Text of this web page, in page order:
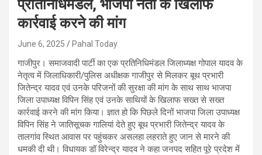
प्रतिनिधिमंडल, भाजपा नेता के खिलाफ
कार्रवाई करने की मांग
June 6, 2025 Pahal Today
गाजीपुर। समाजवादी पार्टी का एक प्रतिनिधिमंडल जिलाध्यक्ष गोपाल यादव के
नेतृत्व में जिलाधिकारी/पुलिस अधीक्षक गाजीपुर से मिलकर बूथ प्रभारी
जितेन्द्र यादव एवं उनके परिजनों की सुरक्षा की मांग के साथ साथ भाजपा
जिला उपाध्यक्ष विपिन सिंह एवं उनके साथियों के खिलाफ सख्त से सख्त
कार्रवाई करने की मांग किया। ज्ञात हो कि पिछले दिनों भाजपा जिला उपाध्यक्ष
विपिन सिंह ने जातिसूचक गालियां देते हुए बूथ प्रभारी जितेन्द्र यादव के
तालगांव स्थित आवास पर पहुंचकर असलहा लहराते हुए जान से मारने की
धमकी दी थी। विधायक डॉ विरेन्द्र यादव ने कहा जनपद सहित पूरे प्रदेश में